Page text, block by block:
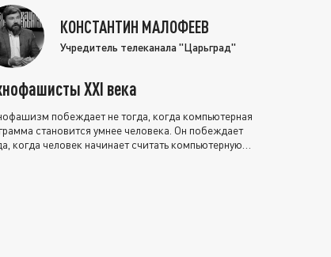
КОНСТАНТИН МАЛОФЕЕВ
Учредитель телеканала "Царьград"
XXI века
побеждает не тогда, когда компьютерная
становится умнее человека. Он побеждает
когда человек начинает считать компьютерную